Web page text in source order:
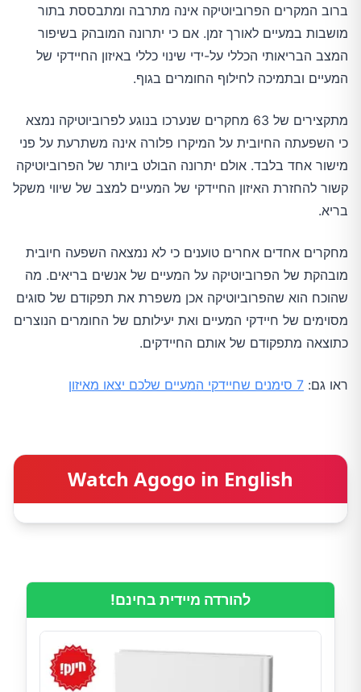
ברוב המקרים הפרוביוטיקה אינה מתרבה ומתבססת בתור
מושבות במעיים לאורך זמן. אם כי יתרונה המובהק בשיפור
המצב הבריאותי הכללי על-ידי שינוי כללי באיזון החיידקי של
המעיים ובתמיכה לחילוף החומרים בגוף.
מתקצירים של 63 מחקרים שנערכו בנוגע לפרוביוטיקה נמצא
כי השפעתה החיובית על המיקרו פלורה אינה משתרעת על פני
מישור אחד בלבד. אולם יתרונה הבולט ביותר של הפרוביוטיקה
קשור להחזרת האיזון החיידקי של המעיים למצב של שיווי משקל
בריא.
מחקרים אחדים אחרים טוענים כי לא נמצאה השפעה חיובית
מובהקת של הפרוביוטיקה על המעיים של אנשים בריאים. מה
שהוכח הוא שהפרוביוטיקה אכן משפרת את תפקודם של סוגים
מסוימים של חיידקי המעיים ואת יעילותם של החומרים הנוצרים
כתוצאה מתפקודם של אותם החיידקים.
ראו גם: 7 סימנים שחיידקי המעיים שלכם יצאו מאיזון
Watch Agogo in English
להורדה מיידית בחינם!